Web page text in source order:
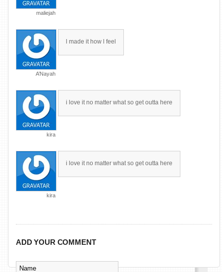
maliejah
A’Nayah
l made it how l feel
kira
i love it no matter what so get outta here
kira
i love it no matter what so get outta here
ADD YOUR COMMENT